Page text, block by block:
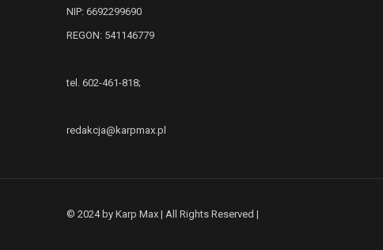
NIP: 6692299690
REGON: 541146779
tel. 602-461-818;
redakcja@karpmax.pl
© 2024 by Karp Max | All Rights Reserved |